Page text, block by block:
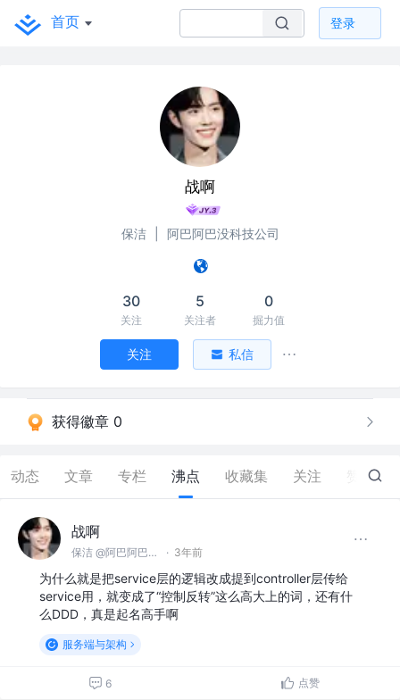
首页 登录
战啊
保洁 阿巴阿巴没科技公司
30
关注
5
关注者
0
掘力值
关注 私信
获得徽章 0
动态 文章 专栏 沸点 收藏集 关注 53
战啊
保洁 @阿巴阿巴没科技公司 · 3年前
为什么就是把service层的逻辑改成提到controller层传给
service用，就变成了“控制反转”这么高大上的词，还有什
么DDD，真是起名高手啊
服务端与架构
6 点赞